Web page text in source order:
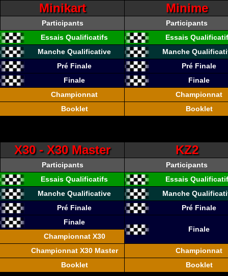
Minikart Minime
Participants
Participants
Essais Qualificatifs
Essais
Manche Qualificative
Manche
Pré Finale
Pré Finale
Finale
Finale
Championnat
Championnat
Booklet
Booklet
X30 - X30 Master KZ2
Participants
Participants
Essais Qualificatifs
Essais
Manche Qualificative
Manche
Pré Finale
Pré Finale
Finale
Finale
Championnat X30
Championnat X30 Master
Championnat
Booklet
Booklet